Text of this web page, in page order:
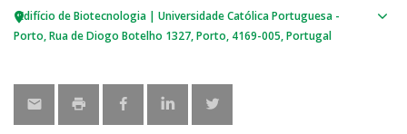
Edifício de Biotecnologia | Universidade Católica Portuguesa -
Porto Rua de Diogo Botelho 1327 Porto 4169-005 Portugal